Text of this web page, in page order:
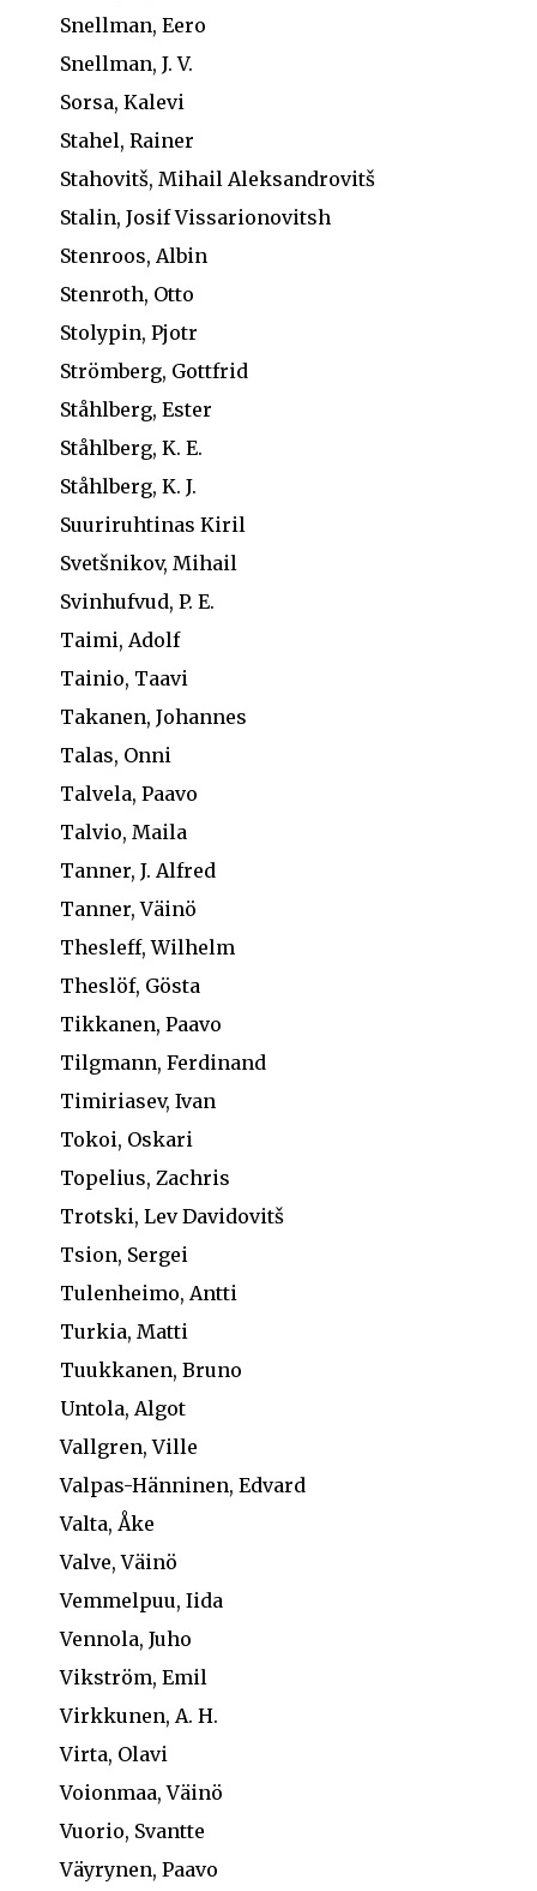
Snellman, Eero
Snellman, J. V.
Sorsa, Kalevi
Stahel, Rainer
Stahovitš, Mihail Aleksandrovitš
Stalin, Josif Vissarionovitsh
Stenroos, Albin
Stenroth, Otto
Stolypin, Pjotr
Strömberg, Gottfrid
Ståhlberg, Ester
Ståhlberg, K. E.
Ståhlberg, K. J.
Suuriruhtinas Kiril
Svetšnikov, Mihail
Svinhufvud, P. E.
Taimi, Adolf
Tainio, Taavi
Takanen, Johannes
Talas, Onni
Talvela, Paavo
Talvio, Maila
Tanner, J. Alfred
Tanner, Väinö
Thesleff, Wilhelm
Theslöf, Gösta
Tikkanen, Paavo
Tilgmann, Ferdinand
Timiriasev, Ivan
Tokoi, Oskari
Topelius, Zachris
Trotski, Lev Davidovitš
Tsion, Sergei
Tulenheimo, Antti
Turkia, Matti
Tuukkanen, Bruno
Untola, Algot
Vallgren, Ville
Valpas-Hänninen, Edvard
Valta, Åke
Valve, Väinö
Vemmelpuu, Iida
Vennola, Juho
Vikström, Emil
Virkkunen, A. H.
Virta, Olavi
Voionmaa, Väinö
Vuorio, Svantte
Väyrynen, Paavo